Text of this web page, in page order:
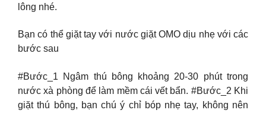
lông nhé.
Bạn có thể giặt tay với nước giặt OMO dịu nhẹ với các
bước sau
#Bước_1 Ngâm thú bông khoảng 20-30 phút trong
nước xà phòng để làm mềm cái vết bẩn. #Bước_2 Khi
giặt thú bông, bạn chú ý chỉ bóp nhẹ tay, không nên